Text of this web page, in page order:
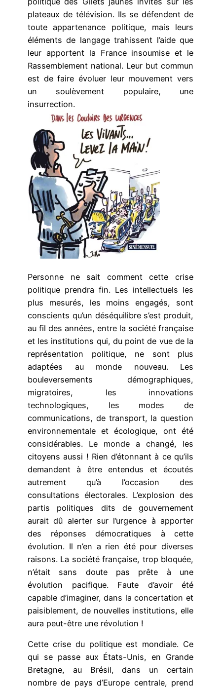
plateaux de télévision. Ils se défendent de
toute appartenance politique, mais leurs
éléments de langage trahissent l’aide que
leur apportent la France insoumise et le
Rassemblement national. Leur but commun
est de faire évoluer leur mouvement vers
un soulèvement populaire, une
insurrection.
Personne ne sait comment cette crise
politique prendra fin. Les intellectuels les
plus mesurés, les moins engagés, sont
conscients qu’un déséquilibre s’est produit,
au fil des années, entre la société française
et les institutions qui, du point de vue de la
représentation politique, ne sont plus
adaptées au monde nouveau. Les
bouleversements démographiques,
migratoires, les innovations
technologiques, les modes de
communications, de transport, la question
environnementale et écologique, ont été
considérables. Le monde a changé, les
citoyens aussi ! Rien d’étonnant à ce qu’ils
demandent à être entendus et écoutés
autrement qu’à l’occasion des
consultations électorales. L’explosion des
partis politiques dits de gouvernement
aurait dû alerter sur l’urgence à apporter
des réponses démocratiques à cette
évolution. Il n’en a rien été pour diverses
raisons. La société française, trop bloquée,
n’était sans doute pas prête à une
évolution pacifique. Faute d’avoir été
capable d’imaginer, dans la concertation et
paisiblement, de nouvelles institutions, elle
aura peut-être une révolution !
Cette crise du politique est mondiale. Ce
qui se passe aux États-Unis, en Grande
Bretagne, au Brésil, dans un certain
nombre de pays d’Europe centrale, prend